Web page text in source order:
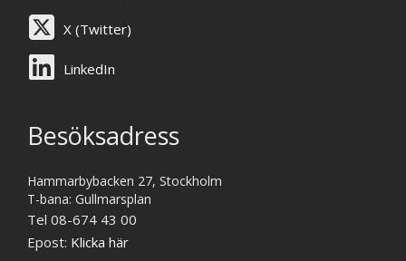
X (Twitter)
LinkedIn
Besöksadress
Hammarbybacken 27, Stockholm
T-bana: Gullmarsplan
Tel 08-674 43 00
Epost: Klicka här